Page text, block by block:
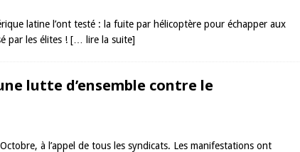
latine l’ont testé : la fuite par hélicoptère pour échapper aux
par les élites ! [… lire la suite]
lutte d’ensemble contre le
à l’appel de tous les syndicats. Les manifestations ont